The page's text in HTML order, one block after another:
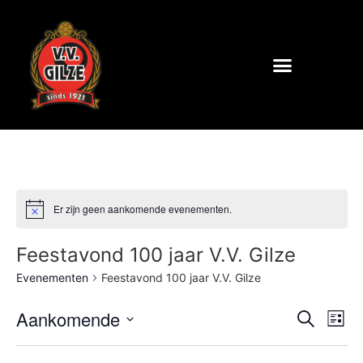
Er zijn geen aankomende evenementen.
Feestavond 100 jaar V.V. Gilze
Evenementen Feestavond 100 jaar V.V. Gilze
Zoeken
Lijst
Aankomende
een